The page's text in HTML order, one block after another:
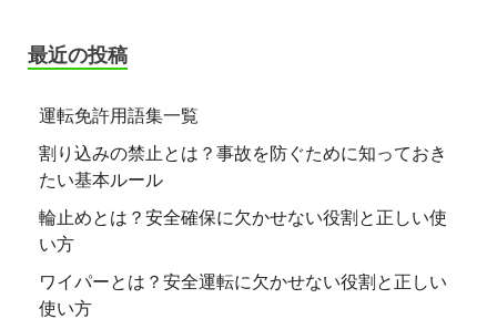
最近の投稿
運転免許用語集一覧
割り込みの禁止とは？事故を防ぐために知っておき
たい基本ルール
輪止めとは？安全確保に欠かせない役割と正しい使
い方
ワイパーとは？安全運転に欠かせない役割と正しい
使い方